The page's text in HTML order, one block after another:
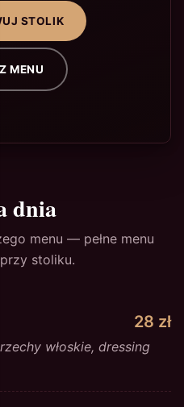
STOLIK
MENU
dnia
menu — pełne menu
stoliku.
28 zł
włoskie, dressing